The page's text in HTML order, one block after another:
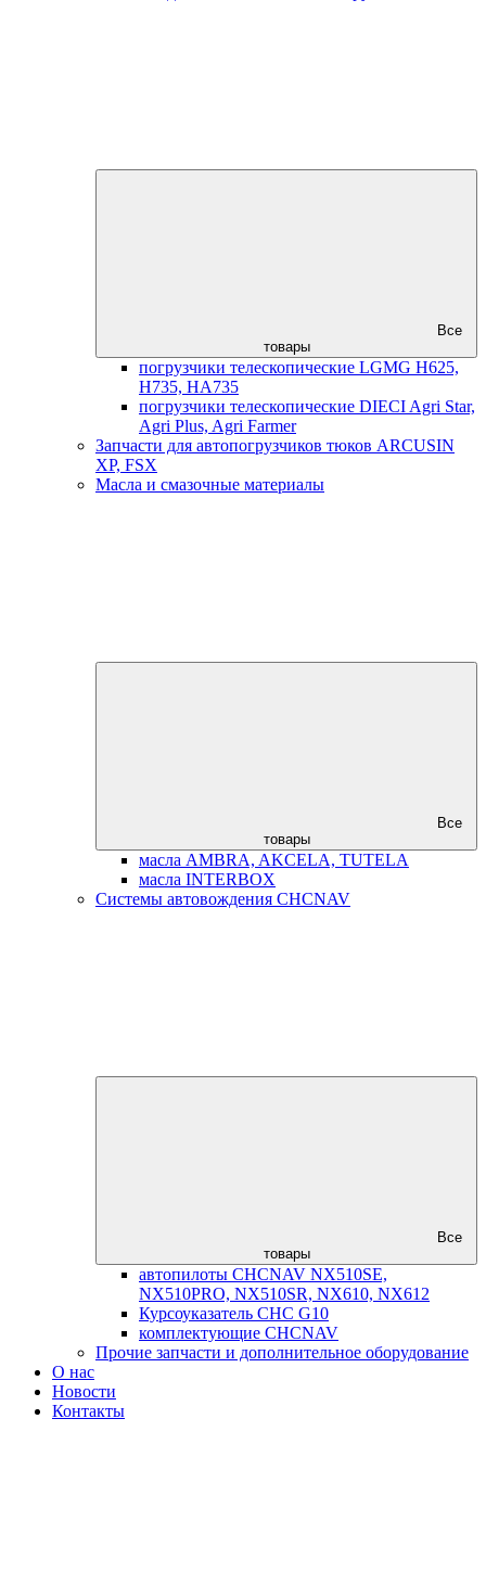
Все
товары
погрузчики телескопические LGMG H625,
H735, HA735
погрузчики телескопические DIECI Agri Star,
Agri Plus, Agri Farmer
Запчасти для автопогрузчиков тюков ARCUSIN
XP, FSX
Масла и смазочные материалы
Все
товары
масла AMBRA, AKCELA, TUTELA
масла INTERBOX
Системы автовождения CHCNAV
Все
товары
автопилоты CHCNAV NX510SE,
NX510PRO, NX510SR, NX610, NX612
Курсоуказатель CHC G10
комплектующие CHCNAV
Прочие запчасти и дополнительное оборудование
О нас
Новости
Контакты